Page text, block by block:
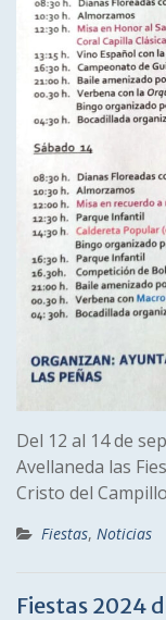
Del 12 al 14 de
Avellaneda las
Cristo del
Fiestas, Noticias
Fiestas 2024